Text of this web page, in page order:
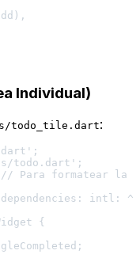
Individual)
todo_tile.dart:
todo.dart';
formatear la
intl:
{